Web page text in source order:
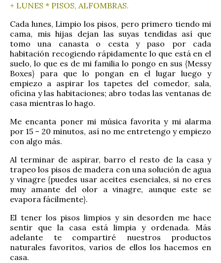
+ LUNES * PISOS, ALFOMBRAS.
Cada lunes, Limpio los pisos, pero primero tiendo mi
cama, mis hijas dejan las suyas tendidas así que
tomo una canasta o cesta y paso por cada
habitación recogiendo rápidamente lo que está en el
suelo, lo que es de mi familia lo pongo en sus {Messy
Boxes} para que lo pongan en el lugar luego y
empiezo a aspirar los tapetes del comedor, sala,
oficina y las habitaciones; abro todas las ventanas de
casa mientras lo hago.
Me encanta poner mi música favorita y mi alarma
por 15 – 20 minutos, así no me entretengo y empiezo
con algo más.
Al terminar de aspirar, barro el resto de la casa y
trapeo los pisos de madera con una solución de agua
y vinagre {puedes usar aceites esenciales, si no eres
muy amante del olor a vinagre, aunque este se
evapora fácilmente}.
El tener los pisos limpios y sin desorden me hace
sentir que la casa está limpia y ordenada. Más
adelante te compartiré nuestros productos
naturales favoritos, varios de ellos los hacemos en
casa.